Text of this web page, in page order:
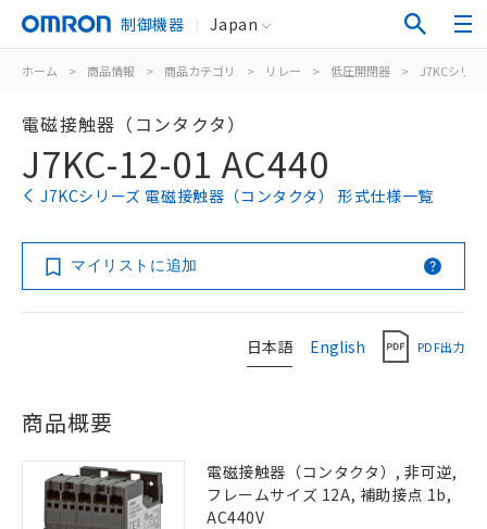
制御機器 Japan
ホーム > 商品情報 > 商品カテゴリ > リレー > 低圧開閉器 > J7KCシリー
電磁接触器（コンタクタ）
J7KC-12-01 AC440
J7KCシリーズ 電磁接触器（コンタクタ） 形式仕様一覧
マイリストに追加
日本語 English PDF出力
商品概要
電磁接触器（コンタクタ）, 非可逆,
フレームサイズ 12A, 補助接点 1b,
AC440V